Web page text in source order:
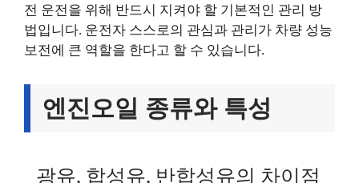
전 운전을 위해 반드시 지켜야 할 기본적인 관리 방
법입니다. 운전자 스스로의 관심과 관리가 차량 성능
보전에 큰 역할을 한다고 할 수 있습니다.
엔진오일 종류와 특성
광유, 합성유, 반합성유의 차이점